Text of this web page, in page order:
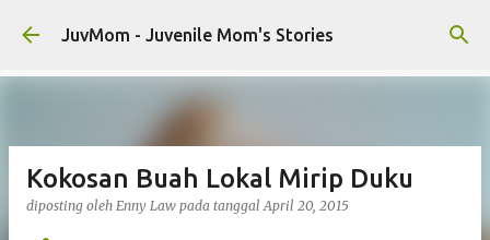
Langsung ke konten utama
JuvMom - Juvenile Mom's Stories
Kokosan Buah Lokal Mirip Duku
diposting oleh Enny Law pada tanggalApril 20, 2015